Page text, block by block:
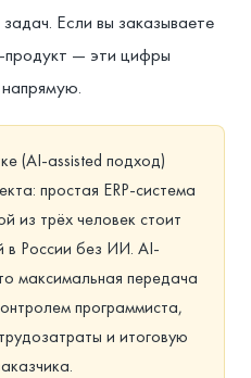
Если вы заказываете
продукт — эти цифры
(AI-assisted подход)
простая ERP-система
из трёх человек стоит
в России без ИИ. AI-
максимальная передача
программиста,
и итоговую